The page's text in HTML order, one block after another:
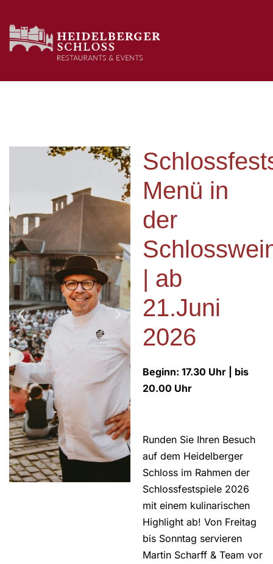
Menü in
der
| ab
21.Juni
2026
Beginn: 17.30 Uhr | bis
20.00 Uhr
Runden Sie Ihren Besuch
auf dem Heidelberger
Schloss im Rahmen der
Schlossfestspiele 2026
mit einem kulinarischen
Highlight ab! Von Freitag
bis Sonntag servieren
Martin Scharff & Team vor